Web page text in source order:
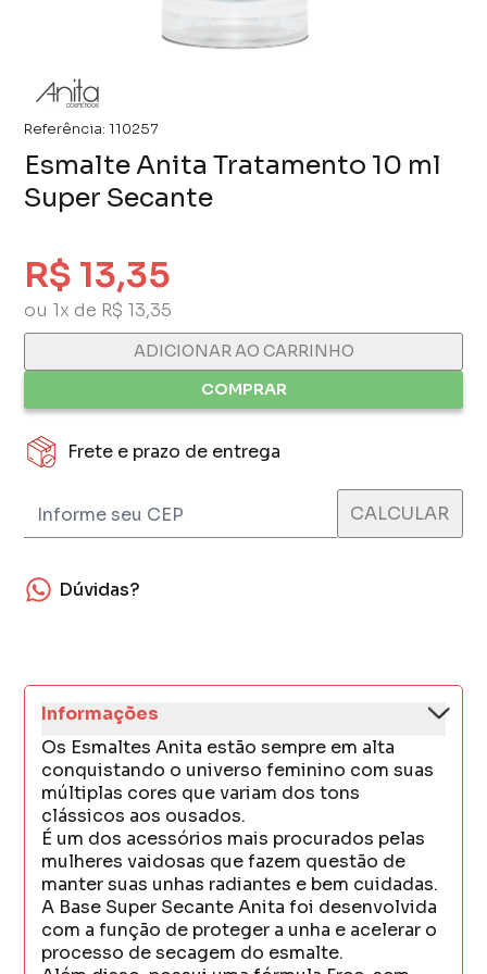
Referência: 110257
Esmalte Anita Tratamento 10 ml
Super Secante
R$ 13,35
ou 1x de R$ 13,35
ADICIONAR AO CARRINHO
COMPRAR
Frete e prazo de entrega
Dúvidas?
Informações
Os Esmaltes Anita estão sempre em alta
conquistando o universo feminino com suas
múltiplas cores que variam dos tons
clássicos aos ousados.
É um dos acessórios mais procurados pelas
mulheres vaidosas que fazem questão de
manter suas unhas radiantes e bem cuidadas.
A Base Super Secante Anita foi desenvolvida
com a função de proteger a unha e acelerar o
processo de secagem do esmalte.